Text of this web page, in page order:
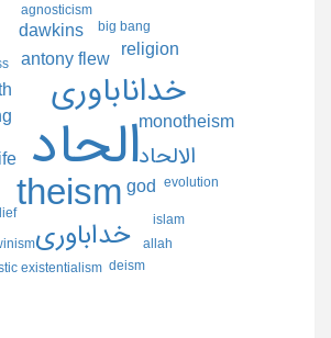
الحاد
theism
خداناباوري
خداباوري
الالحاد
monotheism
antony flew
dawkins
god
religion
big bang
evolution
islam
agnosticism
allah
existentialism deism